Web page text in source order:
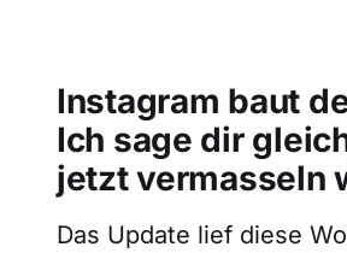
Instagram baut
Ich sage dir
jetzt vermasseln
Das Update lief diese